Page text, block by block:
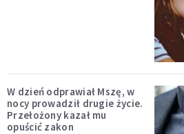
W dzień odprawiał Mszę, w
nocy prowadził drugie życie.
Przełożony kazał mu
opuścić zakon